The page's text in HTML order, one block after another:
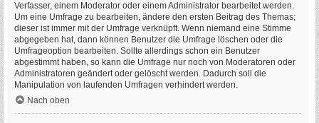
Verfasser, einem Moderator oder einem Administrator bearbeitet werden.
Um eine Umfrage zu bearbeiten, ändere den ersten Beitrag des Themas;
dieser ist immer mit der Umfrage verknüpft. Wenn niemand eine Stimme
abgegeben hat, dann können Benutzer die Umfrage löschen oder die
Umfrageoption bearbeiten. Sollte allerdings schon ein Benutzer
abgestimmt haben, so kann die Umfrage nur noch von Moderatoren oder
Administratoren geändert oder gelöscht werden. Dadurch soll die
Manipulation von laufenden Umfragen verhindert werden.
Nach oben